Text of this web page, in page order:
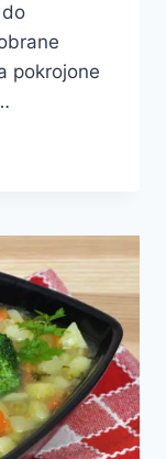
pokrojone